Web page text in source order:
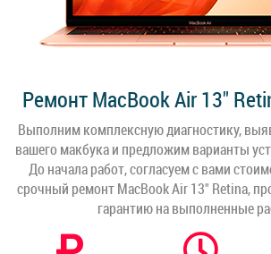
Ремонт MacBook Air 13"
Выполним комплексную диагностику,
вашего макбука и предложим варианты
До начала работ, согласуем с вами
срочный ремонт MacBook Air 13" Retina,
гарантию на выполненные